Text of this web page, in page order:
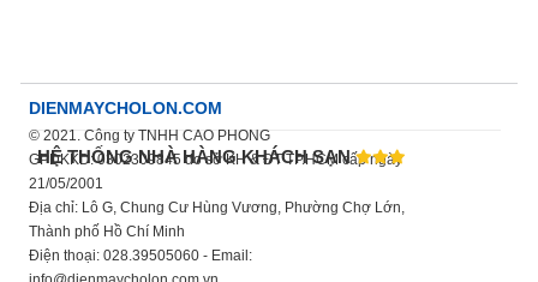
HỆ THỐNG NHÀ HÀNG KHÁCH SẠN
DIENMAYCHOLON.COM
© 2021. Công ty TNHH CAO PHONG
GPDKKD: 0302309845 do sở KH & ĐT TP.HCM cấp ngày
21/05/2001
Địa chỉ: Lô G, Chung Cư Hùng Vương, Phường Chợ Lớn,
Thành phố Hồ Chí Minh
Điện thoại: 028.39505060 - Email: